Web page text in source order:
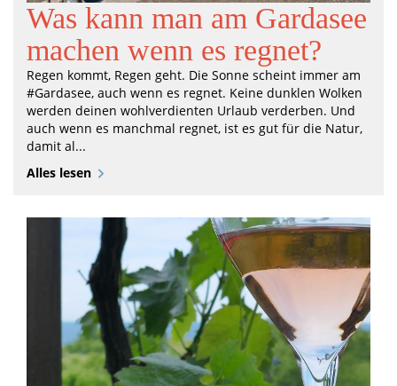
Was kann man am Gardasee
machen wenn es regnet?
Regen kommt, Regen geht. Die Sonne scheint immer am
#Gardasee, auch wenn es regnet. Keine dunklen Wolken
werden deinen wohlverdienten Urlaub verderben. Und
auch wenn es manchmal regnet, ist es gut für die Natur,
damit al...
Alles lesen